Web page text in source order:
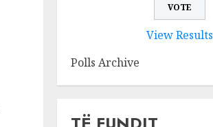
View Results
Polls Archive